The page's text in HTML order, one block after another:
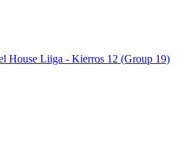
House Liiga - Kierros 12 (Group 19)